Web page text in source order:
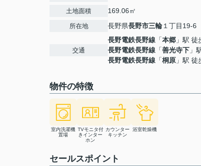
土地面積 169.06㎡
所在地 長野県長野市三輪 １丁目19-6
交通
長野電鉄長野線 「本郷 」駅 徒
長野電鉄長野線 「善光寺下 」
長野電鉄長野線 「桐原 」駅 徒
物件の特徴
室内洗濯機
置場
TVモニタ付
きインター
ホン
カウンター
キッチン
浴室乾燥機
セールスポイント